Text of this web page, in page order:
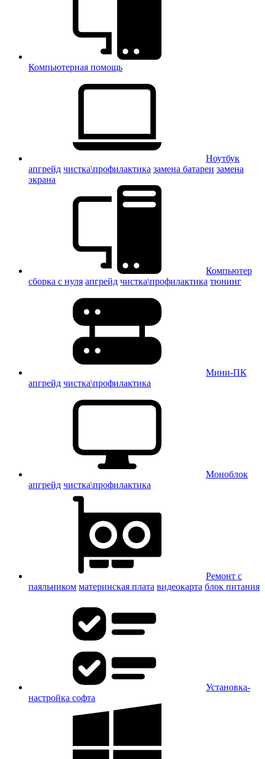
Компьютерная помощь
Ноутбук
апгрейд чистка\профилактика замена батареи замена
экрана
Компьютер
сборка с нуля апгрейд чистка\профилактика тюнинг
Мини-ПК
апгрейд чистка\профилактика
Моноблок
апгрейд чистка\профилактика
Ремонт с
паяльником материнская плата видеокарта блок питания
Установка-
настройка софта